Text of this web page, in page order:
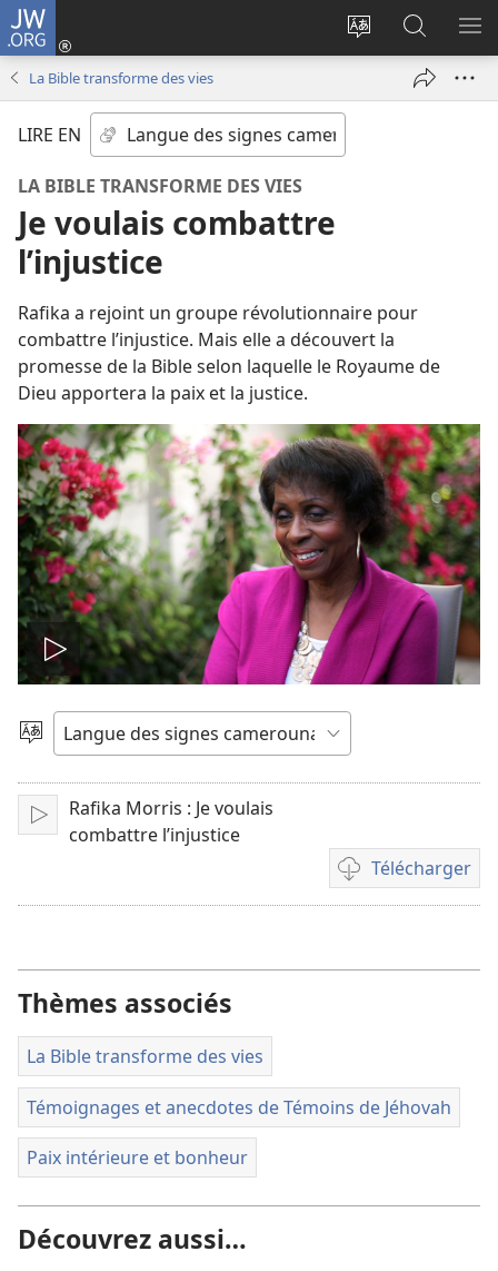
JW.ORG
Changer
langue
Se
connecter
nouvelle
fenêtre)
sur
JW.ORG
La Bible transforme des vies
LIRE EN
LA BIBLE TRANSFORME DES VIES
Je voulais combattre
l’injustice
Rafika a rejoint un groupe révolutionnaire pour
combattre l’injustice. Mais elle a découvert la
promesse de la Bible selon laquelle le Royaume de
Dieu apportera la paix et la justice.
Lire
la
vidéo
Choisir
langue
Lire
Rafika Morris : Je voulais
combattre l’injustice
Télécharger
Options
de
Thèmes associés
La Bible transforme des vies
Témoignages et anecdotes de Témoins de Jéhovah
Paix intérieure et bonheur
Découvrez aussi…